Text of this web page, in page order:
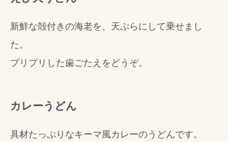
新鮮な殻付きの海老を、天ぷらにして乗せまし
た。
プリプリした歯ごたえをどうぞ。
カレーうどん
具材たっぷりなキーマ風カレーのうどんです。